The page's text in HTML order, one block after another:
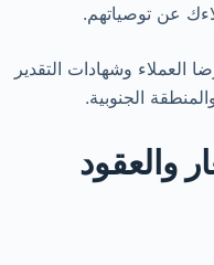
عن توصياتهم.
وشهادات التقدير
الجنوبية.